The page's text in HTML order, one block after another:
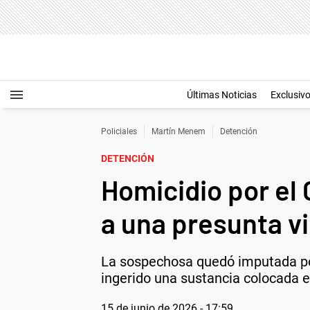
Últimas Noticias
Policiales Martín Menem Detención
DETENCIÓN
Homicidio por el
a una presunta
La sospechosa quedó imputada
ingerido una sustancia colocada